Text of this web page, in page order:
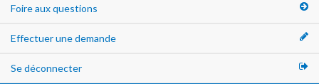
Foire aux questions
Effectuer une demande
Se déconnecter